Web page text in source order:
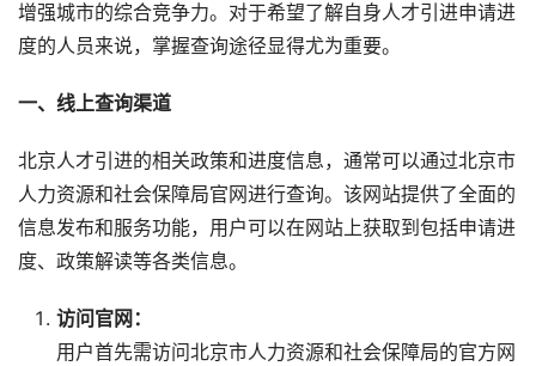
增强城市的综合竞争力。对于希望了解自身人才引进申请进
度的人员来说，掌握查询途径显得尤为重要。
一、线上查询渠道
北京人才引进的相关政策和进度信息，通常可以通过北京市
人力资源和社会保障局官网进行查询。该网站提供了全面的
信息发布和服务功能，用户可以在网站上获取到包括申请进
度、政策解读等各类信息。
访问官网：
用户首先需访问北京市人力资源和社会保障局的官方网